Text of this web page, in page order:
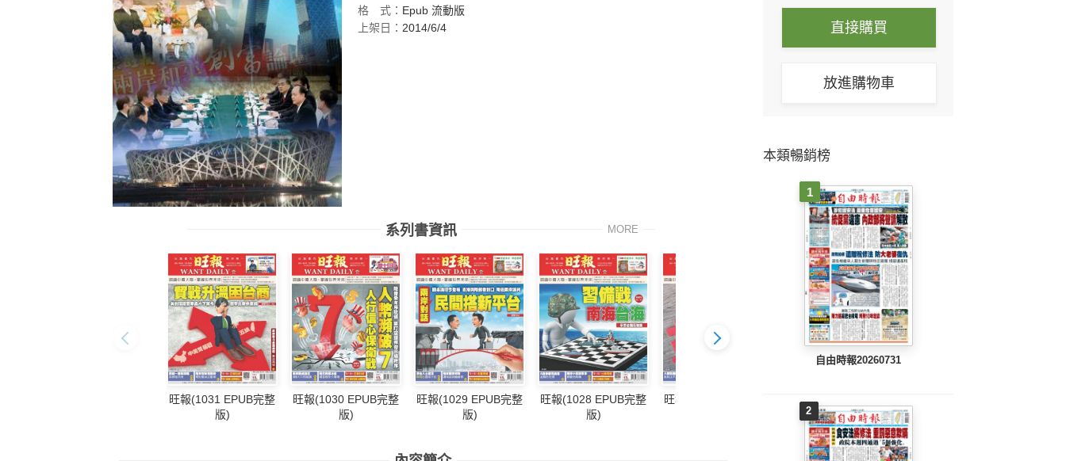
格
式： Epub 流動版
上架日： 2014/6/4
系列書資訊 MORE
旺報(1031 EPUB完整
版)
旺報(1030 EPUB完整
版)
旺報(1029 EPUB完整
版)
旺報(1028 EPUB完整
版)
旺報(1027 EPUB完整
旺報(1026 EPUB完整
版)
直接購買
放進購物車
本類暢銷榜
1
自由時報20260731
2